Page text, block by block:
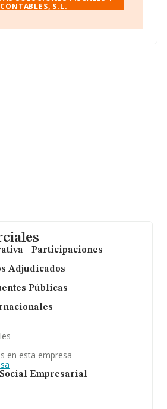
Economistas Soluciones
está situada en Lugar
CONTABLES, S.L.
- Participaciones
Adjudicados
Públicas
en esta empresa
Empresarial